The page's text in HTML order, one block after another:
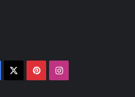
Facebook PinterestInstagram